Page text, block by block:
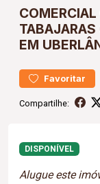
COMERCIAL
TABAJARAS
EM
Favoritar
Compartilhe:
DISPONÍVEL
Alugue este